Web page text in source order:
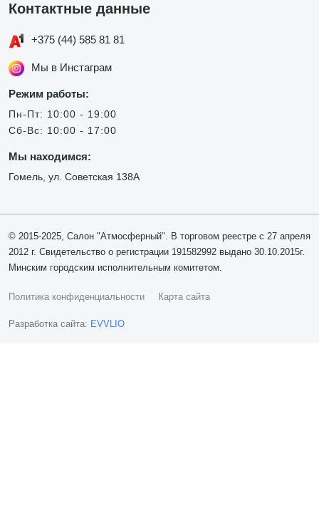
Контактные данные
+375 (44) 585 81 81
Мы в Инстаграм
Режим работы:
Пн-Пт: 10:00 - 19:00
Сб-Вс: 10:00 - 17:00
Мы находимся:
Гомель, ул. Советская 138А
© 2015-2025, Салон "Атмосферный". В торговом реестре с 27 апреля
2012 г. Свидетельство о регистрации 191582992 выдано 30.10.2015г.
Минским городским исполнительным комитетом.
Политика конфиденциальности Карта сайта
Разработка сайта: EVVLIO